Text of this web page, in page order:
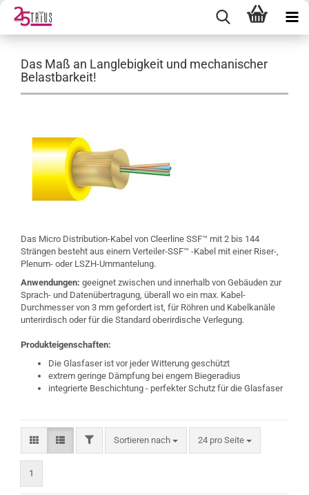
Das Maß an Langlebigkeit und mechanischer
Belastbarkeit!
Das Micro Distribution-Kabel von Cleerline SSF™ mit 2 bis 144
Strängen besteht aus einem Verteiler-SSF™ -Kabel mit einer Riser-,
Plenum- oder LSZH-Ummantelung.
Anwendungen: geeignet zwischen und innerhalb von Gebäuden zur
Sprach- und Datenübertragung, überall wo ein max. Kabel-
Durchmesser von 3 mm gefordert ist, für Röhren und Kabelkanäle
unterirdisch oder für die Standard oberirdische Verlegung.
Produkteigenschaften:
Die Glasfaser ist vor jeder Witterung geschützt
extrem geringe Dämpfung bei engem Biegeradius
integrierte Beschichtung - perfekter Schutz für die Glasfaser
FILTERSortieren nach
Sortieren nach 24 pro Seite
pro Seite
1